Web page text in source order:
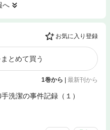
へ
お気に入り登録
とめて買う
1巻から | 最新刊から
洗潔の事件記録（１）